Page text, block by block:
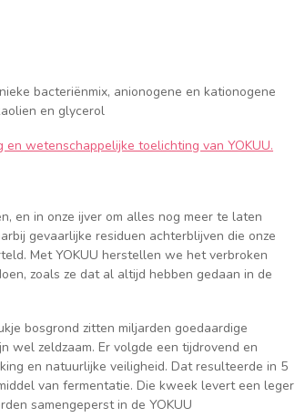
bacteriënmix, anionogene en kationogene
en glycerol
en wetenschappelijke toelichting van YOKUU.
en in onze ijver om alles nog meer te laten
gevaarlijke residuen achterblijven die onze
Met YOKUU herstellen we het verbroken
zoals ze dat al altijd hebben gedaan in de
bosgrond zitten miljarden goedaardige
wel zeldzaam. Er volgde een tijdrovend en
en natuurlijke veiligheid. Dat resulteerde in 5
van fermentatie. Die kweek levert een leger
samengeperst in de YOKUU